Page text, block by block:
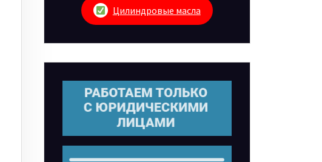
Цилиндровые масла